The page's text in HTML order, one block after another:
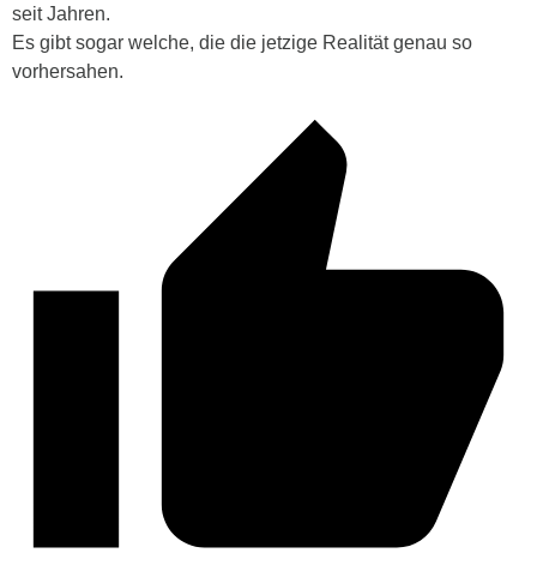
seit Jahren.
Es gibt sogar welche, die die jetzige Realität genau so
vorhersahen.